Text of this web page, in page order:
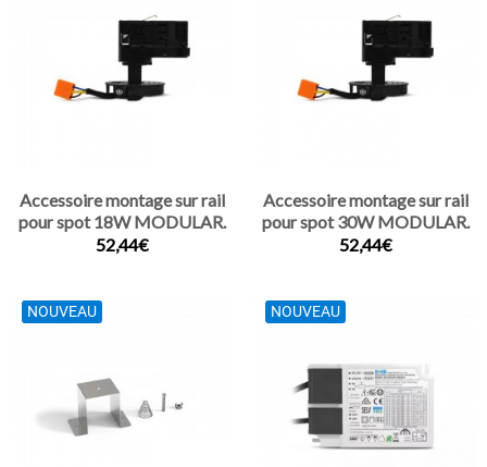
Accessoire montage sur rail
pour spot 18W MODULAR.
52,44€
Accessoire montage sur rail
pour spot 30W MODULAR.
52,44€
NOUVEAU NOUVEAU